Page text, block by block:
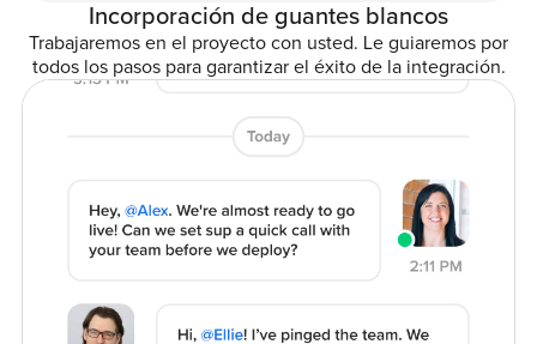
Incorporación de guantes blancos
Trabajaremos en el proyecto con usted. Le guiaremos por
todos los pasos para garantizar el éxito de la integración.